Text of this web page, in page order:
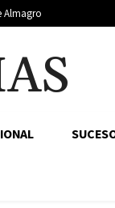
Almagro